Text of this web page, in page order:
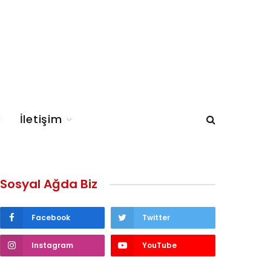
İletişim
Sosyal Ağda Biz
Facebook Twitter
Instagram YouTube